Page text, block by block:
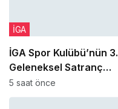
İGA Spor Kulübü’nün 3.
Geleneksel Satranç
Turnuvası tamamlandı
İGA
5 saat önce